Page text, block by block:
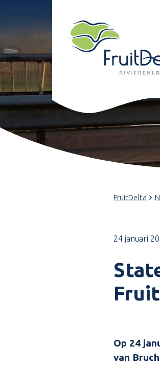
FruitDelta
24 januari
Op 24
van